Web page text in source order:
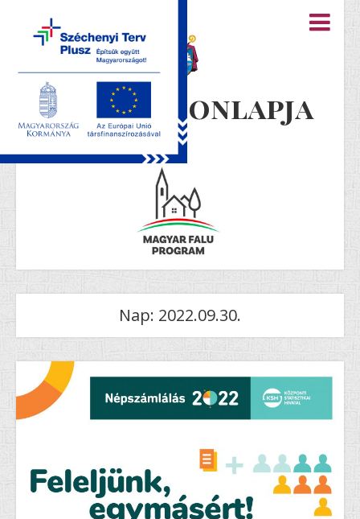
Újiráz honlapja
Nap: 2022.09.30.